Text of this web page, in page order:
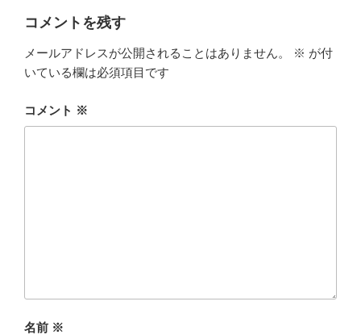
コメントを残す
メールアドレスが公開されることはありません。 ※ が付
いている欄は必須項目です
コメント ※
名前 ※